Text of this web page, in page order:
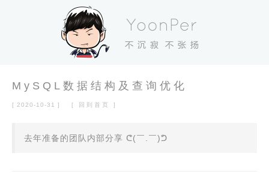
MySQL数据结构及查询优化
[ 2020-10-31 ] [ 回到首页 ]
去年准备的团队内部分享 ᕦ(￣.￣)ᕤ